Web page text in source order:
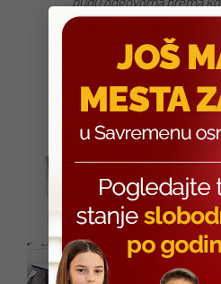
onda će ona sa lakoćom
svaki pojedinac treba da
COVID-19, shvatiće da i
dati svoj doprinos i
kolektivu. Mislim da je
deca dobijaju objašnjenja
strahove koje možda